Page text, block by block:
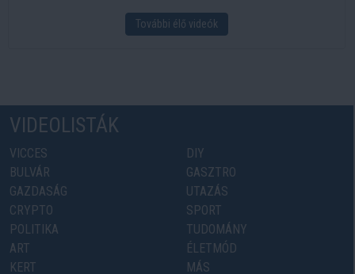
További élő videók
VIDEOLISTÁK
VICCES
BULVÁR
GAZDASÁG
CRYPTO
POLITIKA
ART
KERT
DIY
GASZTRO
UTAZÁS
SPORT
TUDOMÁNY
ÉLETMÓD
MÁS